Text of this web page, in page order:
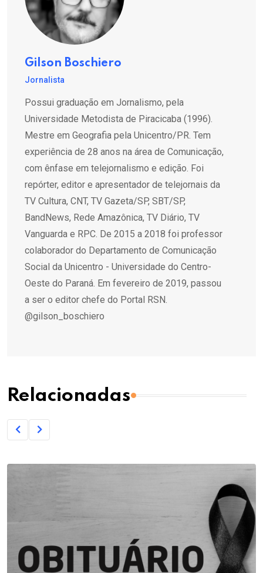
Gilson Boschiero
Jornalista
Possui graduação em Jornalismo, pela
Universidade Metodista de Piracicaba (1996).
Mestre em Geografia pela Unicentro/PR. Tem
experiência de 28 anos na área de Comunicação,
com ênfase em telejornalismo e edição. Foi
repórter, editor e apresentador de telejornais da
TV Cultura, CNT, TV Gazeta/SP, SBT/SP,
BandNews, Rede Amazônica, TV Diário, TV
Vanguarda e RPC. De 2015 a 2018 foi professor
colaborador do Departamento de Comunicação
Social da Unicentro - Universidade do Centro-
Oeste do Paraná. Em fevereiro de 2019, passou
a ser o editor chefe do Portal RSN.
@gilson_boschiero
Relacionadas